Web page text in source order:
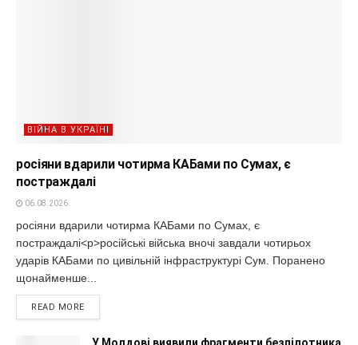
ВІЙНА В УКРАЇНІ
росіяни вдарили чотирма КАБами по Сумах, є
постраждалі
06.08.2026
росіяни вдарили чотирма КАБами по Сумах, є
постраждалі<p>російські війська вночі завдали чотирьох
ударів КАБами по цивільній інфраструктурі Сум. Поранено
щонайменше...
READ MORE